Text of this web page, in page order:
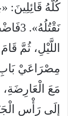
كُلَّهُ قَائِلِينَ:
اللَّيْلِ، ثُمَّ
مِصْرَاعَيْ بَابِ
مَعَ
إِلَى رَأْسِ